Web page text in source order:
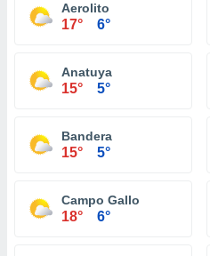
Aerolito
17° 6°
Anatuya
15° 5°
Bandera
15° 5°
Campo Gallo
18° 6°